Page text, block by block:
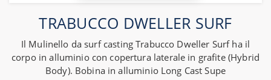
TRABUCCO DWELLER SURF
Il Mulinello da surf casting Trabucco Dweller Surf ha il
corpo in alluminio con copertura laterale in grafite (Hybrid
Body). Bobina in alluminio Long Cast Supe